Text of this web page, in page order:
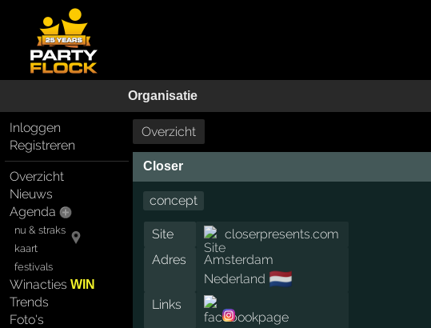
Organisatie
Inloggen
Registreren
Overzicht
Nieuws
Agenda
nu & straks
kaart
festivals
WinactiesWIN
Trends
Foto's
Overzicht
Closer
concept
Site
closerpresents.com
Adres
Amsterdam
Nederland 🇳🇱
Links